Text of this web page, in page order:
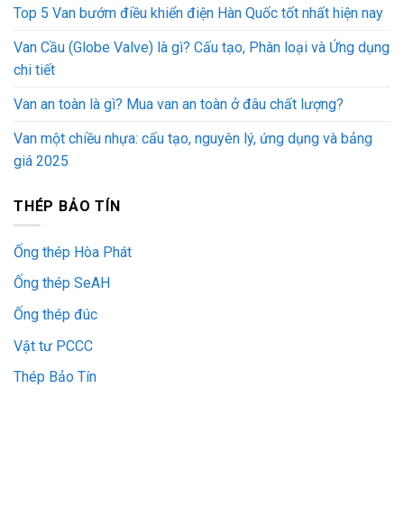
Top 5 Van bướm điều khiển điện Hàn Quốc tốt nhất hiện nay
Van Cầu (Globe Valve) là gì? Cấu tạo, Phân loại và Ứng dụng
chi tiết
Van an toàn là gì? Mua van an toàn ở đâu chất lượng?
Van một chiều nhựa: cấu tạo, nguyên lý, ứng dụng và bảng
giá 2025
THÉP BẢO TÍN
Ống thép Hòa Phát
Ống thép SeAH
Ống thép đúc
Vật tư PCCC
Thép Bảo Tín